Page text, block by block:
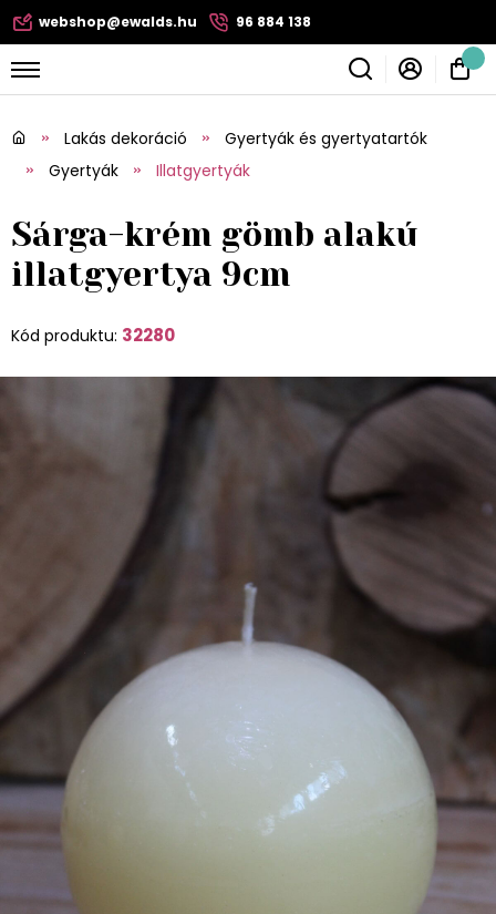
webshop@ewalds.hu 96 884 138
Lakás dekoráció
Gyertyák és gyertyatartók
Gyertyák
Illatgyertyák
Sárga-krém gömb alakú
illatgyertya 9cm
Kód produktu: 32280